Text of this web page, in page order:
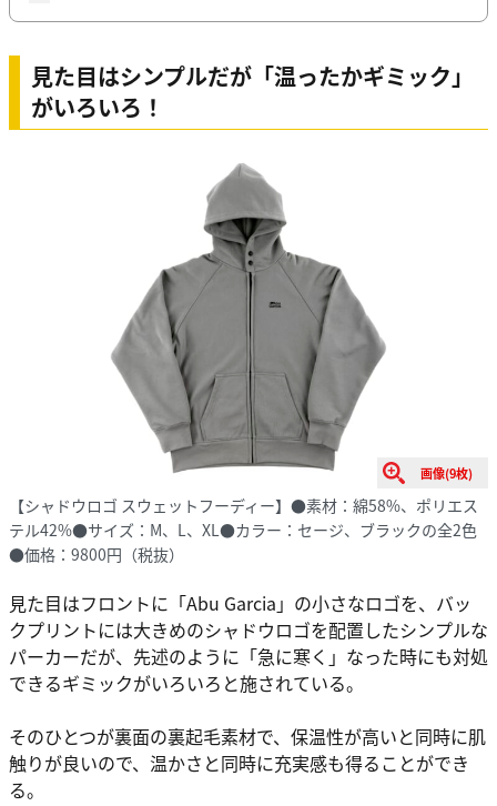
見た目はシンプルだが「温ったかギミック」
がいろいろ！
画像(9枚)
【シャドウロゴ スウェットフーディー】●素材：綿58%、ポリエス
テル42%●サイズ：M、L、XL●カラー：セージ、ブラックの全2色
●価格：9800円（税抜）
見た目はフロントに「Abu Garcia」の小さなロゴを、バッ
クプリントには大きめのシャドウロゴを配置したシンプルな
パーカーだが、先述のように「急に寒く」なった時にも対処
できるギミックがいろいろと施されている。
そのひとつが裏面の裏起毛素材で、保温性が高いと同時に肌
触りが良いので、温かさと同時に充実感も得ることができ
る。